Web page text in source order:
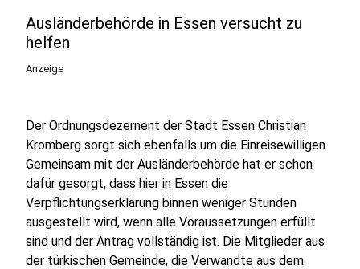
Ausländerbehörde in Essen versucht zu
helfen
Anzeige
Der Ordnungsdezernent der Stadt Essen Christian
Kromberg sorgt sich ebenfalls um die Einreisewilligen.
Gemeinsam mit der Ausländerbehörde hat er schon
dafür gesorgt, dass hier in Essen die
Verpflichtungserklärung binnen weniger Stunden
ausgestellt wird, wenn alle Voraussetzungen erfüllt
sind und der Antrag vollständig ist. Die Mitglieder aus
der türkischen Gemeinde, die Verwandte aus dem